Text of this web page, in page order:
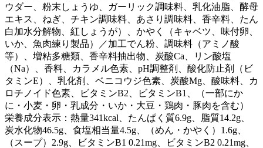
ウダー、粉末しょうゆ、ガーリック調味料、乳化油脂、酵母
エキス、ねぎ、チキン調味料、あさり調味料、香辛料、たん
白加水分解物、紅しょうが）、かやく（キャベツ、味付卵、
いか、魚肉練り製品）／加工でん粉、調味料（アミノ酸
等）、増粘多糖類、香辛料抽出物、炭酸Ca、リン酸塩
（Na）、香料、カラメル色素、pH調整剤、酸化防止剤（ビ
タミンE）、乳化剤、ベニコウジ色素、炭酸Mg、酸味料、カ
ロチノイド色素、ビタミンB2、ビタミンB1、（一部にか
に・小麦・卵・乳成分・いか・大豆・鶏肉・豚肉を含む）
栄養成分表示：熱量341kcal、たんぱく質6.9g、脂質14.2g、
炭水化物46.5g、食塩相当量4.5g、（めん・かやく）1.6g、
（スープ）2.9g、ビタミンB1 0.21mg、ビタミンB2 0.21mg、